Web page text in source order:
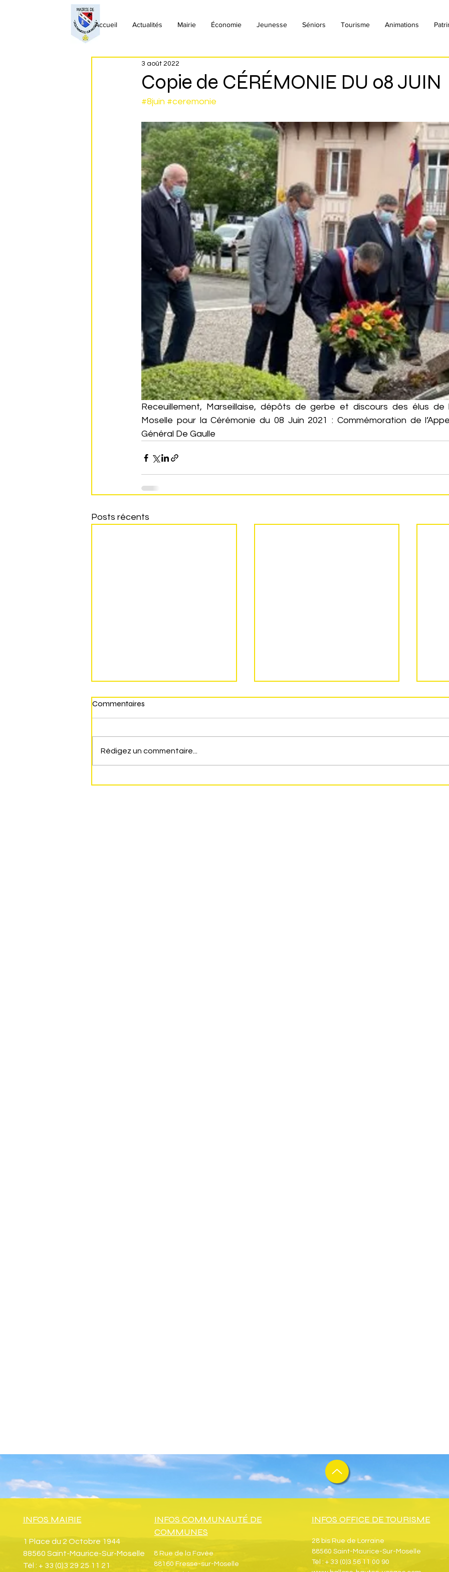
Accueil Actualités Mairie Économie Jeunesse Séniors Tourisme Animations
Copie de CÉRÉMONIE DU 08 JUIN
3 août 2022
#8juin #ceremonie
Receuillement, Marseillaise, dépôts de gerbe et discours des élus
Moselle pour la Cérémonie du 08 Juin 2021 : Commémoration de
Général De Gaulle
Posts récents
Commentaires
Rédigez un commentaire...
INFOS MAIRIE
1 Place du 2 Octobre 1944
88560 Saint-Maurice-Sur-Moselle
Tél : + 33 (0)3 29 25 11 21
INFOS COMMUNAUTÉ DE
COMMUNES
8 Rue de la Favée
88160 Fresse-sur-Moselle
INFOS OFFICE DE TOURISME
28 bis Rue de Lorraine
88560 Saint-Maurice-Sur-Moselle
Tél : + 33 (0)3 56 11 00 90